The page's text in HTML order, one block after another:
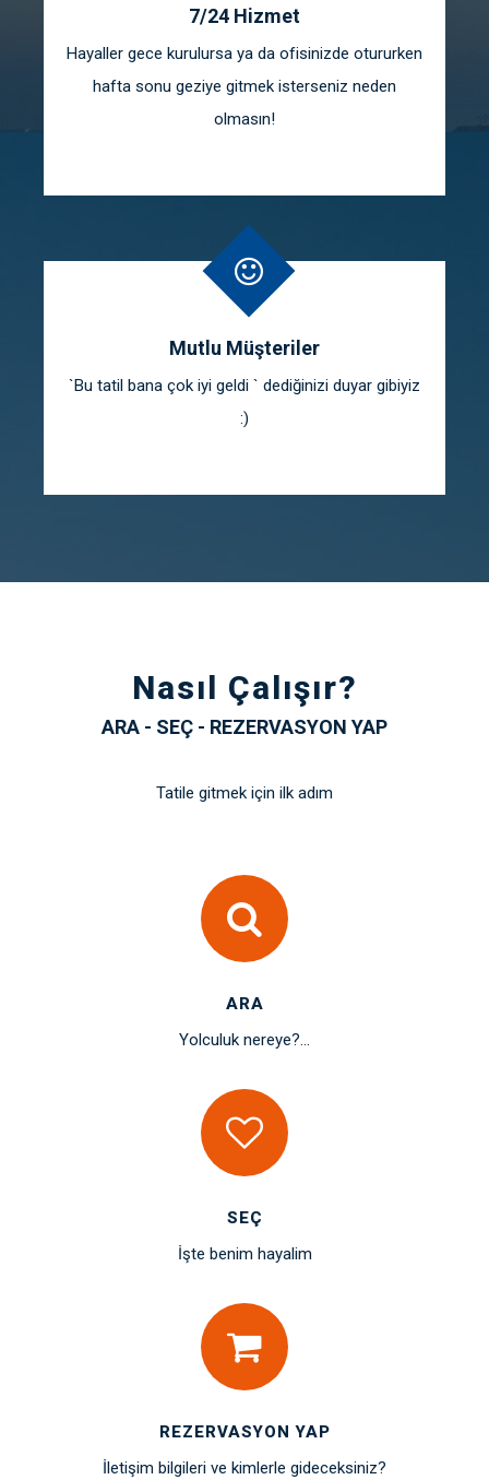
7/24 Hizmet
Hayaller gece kurulursa ya da ofisinizde otururken
hafta sonu geziye gitmek isterseniz neden
olmasın!
Mutlu Müşteriler
`Bu tatil bana çok iyi geldi ` dediğinizi duyar gibiyiz
:)
Nasıl Çalışır?
ARA - SEÇ - REZERVASYON YAP
Tatile gitmek için ilk adım
ARA
Yolculuk nereye?...
SEÇ
İşte benim hayalim
REZERVASYON YAP
İletişim bilgileri ve kimlerle gideceksiniz?